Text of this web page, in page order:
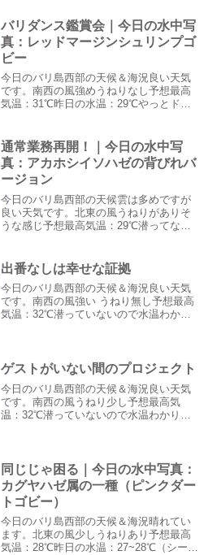
っている感じ開店休業昨日でGWから続い
ていたゲストが終了...
バリダンス鑑賞会｜今日の水中写
真：レッドマージンシュリンプゴ
ビー
今日のバリ島西部の天候＆海況良い天気
です。南西の風強めうねりなし予想最高
気温：31℃昨日の水温：29℃やっとドラ
度良かったそうです：笑バリダンス鑑賞
会昨日は超久しぶりにバ...
通常業務再開！｜今日の水中写
真：アカホシイソハゼの背びれバ
ージョン
今日のバリ島西部の天候雲は多めですが
良い天気です。北東の風うねりがありそ
うな感じ予想最高気温：29℃潜ってない
ライシーズン！！庭木の葉はほとんど落
ちてしまいましたが・・...
出番なしは幸せな証拠
今日のバリ島西部の天候＆海況良い天気
です。南西の風強い うねり無し予想最高
気温：32℃潜っていないので水温わかり
くにSari Dive...
ゲストがいない間のプロジェクト
今日のバリ島西部の天候＆海況良い天気
です。南西の風うねり少し予想最高気
温：32℃潜っていないので水温わかりま
ーフが雨季のようにミルク...
同じじゃ困る｜今日の水中写真：
カグヤハゼ属の一種（ピンクダー
トゴビー）
今日のバリ島西部の天候＆海況晴れてい
ます。北東の風少しうねりあり予想最高
気温：28℃昨日の水温：27~28℃（シーク